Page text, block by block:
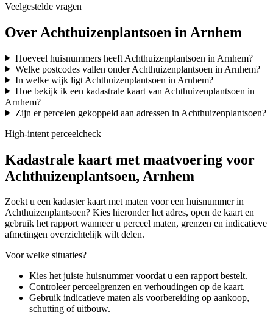
Veelgestelde vragen
Over Achthuizenplantsoen in Arnhem
Hoeveel huisnummers heeft Achthuizenplantsoen in Arnhem?
Welke postcodes vallen onder Achthuizenplantsoen in Arnhem?
In welke wijk ligt Achthuizenplantsoen in Arnhem?
Hoe bekijk ik een kadastrale kaart van Achthuizenplantsoen in
Arnhem?
Zijn er percelen gekoppeld aan adressen in Achthuizenplantsoen?
High-intent perceelcheck
Kadastrale kaart met maatvoering voor
Achthuizenplantsoen, Arnhem
Zoekt u een kadaster kaart met maten voor een huisnummer in
Achthuizenplantsoen? Kies hieronder het adres, open de kaart en
gebruik het rapport wanneer u perceel maten, grenzen en indicatieve
afmetingen overzichtelijk wilt delen.
Voor welke situaties?
Kies het juiste huisnummer voordat u een rapport bestelt.
Controleer perceelgrenzen en verhoudingen op de kaart.
Gebruik indicatieve maten als voorbereiding op aankoop,
schutting of uitbouw.